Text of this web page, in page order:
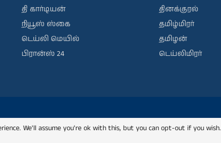
தி கார்டியன்
நியூஸ் ஸ்கை
டெய்லி மெயில்
பிரான்ஸ் 24
தினக்குரல்
தமிழ்மிரர்
தமிழன்
டெய்லிமிரர்
We'll assume you're ok with this, but you can opt-out if you wish.